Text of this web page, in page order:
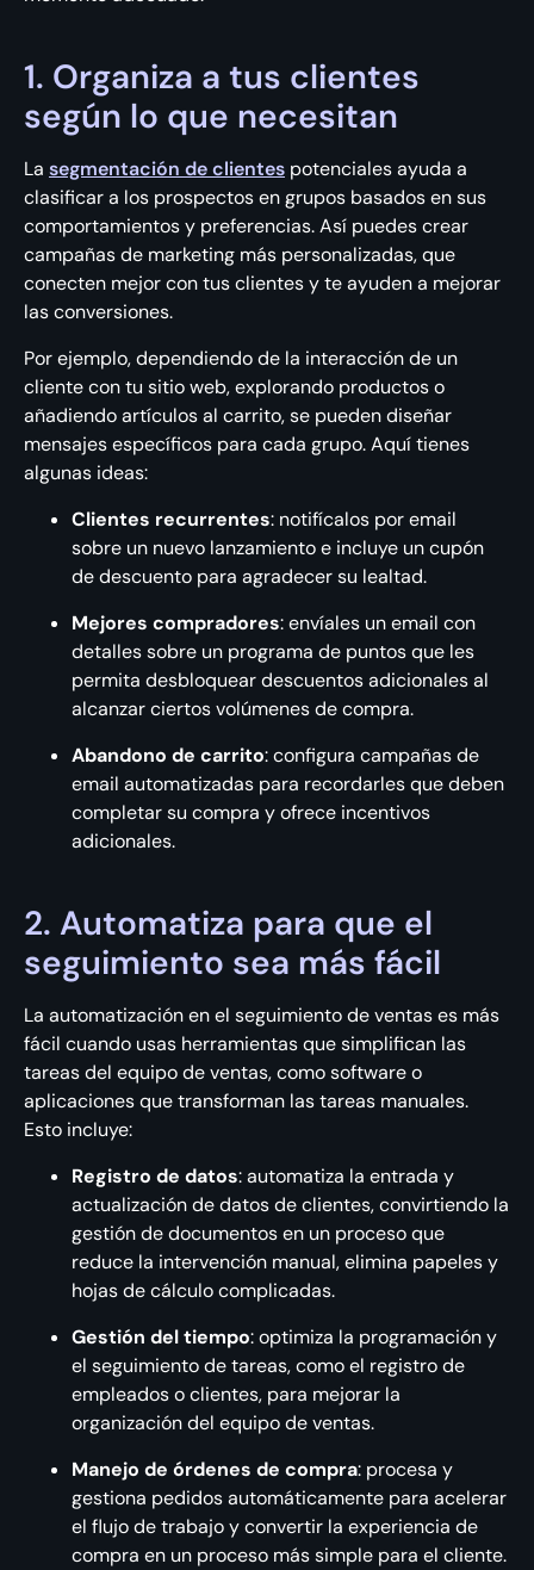
1. Organiza a tus clientes
según lo que necesitan
La segmentación de clientes potenciales ayuda a
clasificar a los prospectos en grupos basados en sus
comportamientos y preferencias. Así puedes crear
campañas de marketing más personalizadas, que
conecten mejor con tus clientes y te ayuden a mejorar
las conversiones.
Por ejemplo, dependiendo de la interacción de un
cliente con tu sitio web, explorando productos o
añadiendo artículos al carrito, se pueden diseñar
mensajes específicos para cada grupo. Aquí tienes
algunas ideas:
Clientes recurrentes: notifícalos por email
sobre un nuevo lanzamiento e incluye un cupón
de descuento para agradecer su lealtad.
Mejores compradores: envíales un email con
detalles sobre un programa de puntos que les
permita desbloquear descuentos adicionales al
alcanzar ciertos volúmenes de compra.
Abandono de carrito: configura campañas de
email automatizadas para recordarles que deben
completar su compra y ofrece incentivos
adicionales.
2. Automatiza para que el
seguimiento sea más fácil
La automatización en el seguimiento de ventas es más
fácil cuando usas herramientas que simplifican las
tareas del equipo de ventas, como software o
aplicaciones que transforman las tareas manuales.
Esto incluye:
Registro de datos: automatiza la entrada y
actualización de datos de clientes, convirtiendo la
gestión de documentos en un proceso que
reduce la intervención manual, elimina papeles y
hojas de cálculo complicadas.
Gestión del tiempo: optimiza la programación y
el seguimiento de tareas, como el registro de
empleados o clientes, para mejorar la
organización del equipo de ventas.
Manejo de órdenes de compra: procesa y
gestiona pedidos automáticamente para acelerar
el flujo de trabajo y convertir la experiencia de
compra en un proceso más simple para el cliente.